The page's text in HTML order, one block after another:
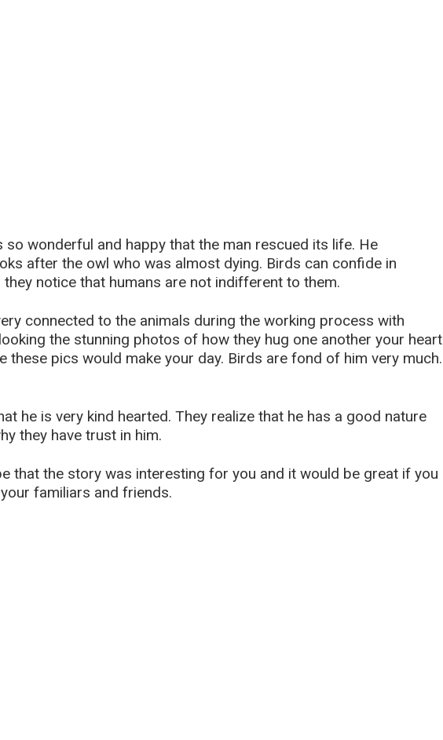
so wonderful and happy that the man rescued its life. He
after the owl who was almost dying. Birds can confide in
they notice that humans are not indifferent to them.
connected to the animals during the working process with
the stunning photos of how they hug one another your heart
these pics would make your day. Birds are fond of him very much.
he is very kind hearted. They realize that he has a good nature
they have trust in him.
that the story was interesting for you and it would be great if you
familiars and friends.